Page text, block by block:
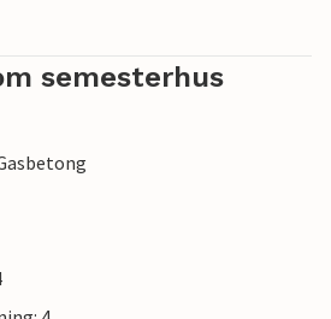
semesterhus